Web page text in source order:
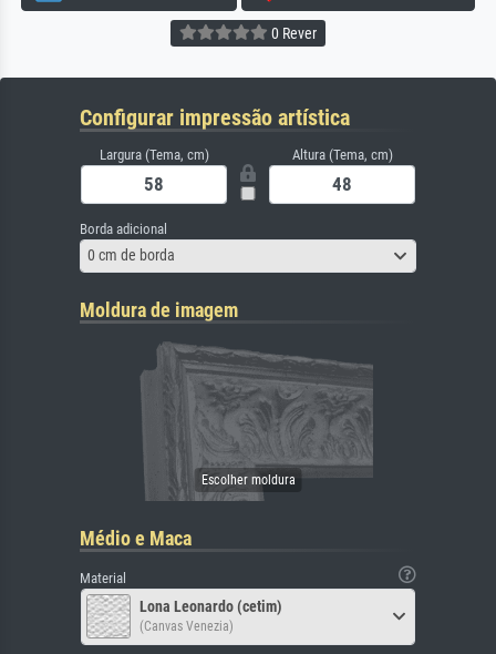
0 Rever
Configurar impressão artística
Largura (Tema, cm) Altura (Tema, cm)
Borda adicional
0 cm de borda
Moldura de imagem
Médio e Maca
Material
Lona Leonardo (cetim)
(Canvas Venezia)